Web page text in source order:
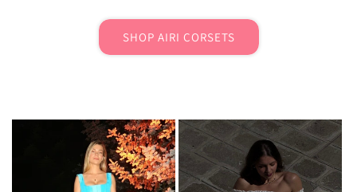
SHOP AIRI CORSETS